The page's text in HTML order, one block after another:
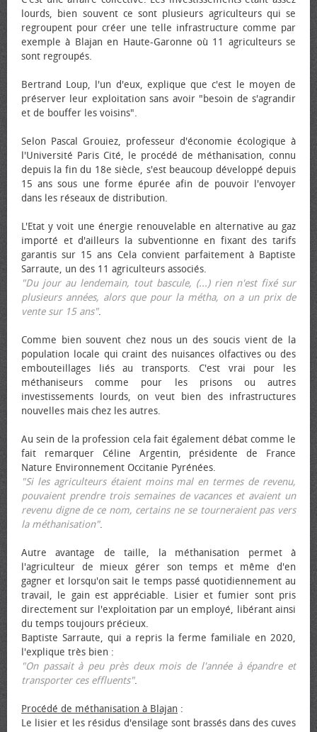
lourds, bien souvent ce sont plusieurs agriculteurs qui se
regroupent pour créer une telle infrastructure comme par
exemple à Blajan en Haute-Garonne où 11 agriculteurs se
sont regroupés.
Bertrand Loup, l'un d'eux, explique que c'est le moyen de
préserver leur exploitation sans avoir "besoin de s'agrandir
et de bouffer les voisins".
Selon Pascal Grouiez, professeur d'économie écologique à
l'Université Paris Cité, le procédé de méthanisation, connu
depuis la fin du 18e siècle, s'est beaucoup développé depuis
15 ans sous une forme épurée afin de pouvoir l'envoyer
dans les réseaux de distribution.
L'Etat y voit une énergie renouvelable en alternative au gaz
importé et d'ailleurs la subventionne en fixant des tarifs
garantis sur 15 ans Cela convient parfaitement à Baptiste
Sarraute, un des 11 agriculteurs associés.
"Du jour au lendemain, tout bascule, (...) rien n'est fixé sur
plusieurs années, alors que pour la métha, on a un prix de
vente sur 15 ans".
Comme bien souvent chez nous un des soucis vient de la
population locale qui craint des nuisances olfactives ou des
embouteillages liés au transports. C'est vrai pour les
méthaniseurs comme pour les prisons ou autres
investissements lourds, on veut bien des infrastructures
nouvelles mais chez les autres.
Au sein de la profession cela fait également débat comme le
fait remarquer Céline Argentin, présidente de France
Nature Environnement Occitanie Pyrénées.
"Si les agriculteurs étaient moins mal en termes de revenu,
pouvaient prendre trois semaines de vacances et avaient un
revenu digne de ce nom, certains ne se tourneraient pas vers
la méthanisation".
Autre avantage de taille, la méthanisation permet à
l'agriculteur de mieux gérer son temps et même d'en
gagner et lorsqu'on sait le temps passé quotidiennement au
travail, le gain est appréciable. Lisier et fumier sont pris
directement sur l'exploitation par un employé, libérant ainsi
du temps toujours précieux.
Baptiste Sarraute, qui a repris la ferme familiale en 2020,
l'explique très bien :
"On passait à peu près deux mois de l'année à épandre et
transporter ces effluents".
Procédé de méthanisation à Blajan :
Le lisier et les résidus d'ensilage sont brassés dans des cuves